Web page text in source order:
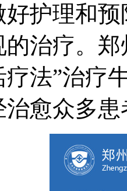
好护理和
治疗。
疗法”治疗
治愈众多